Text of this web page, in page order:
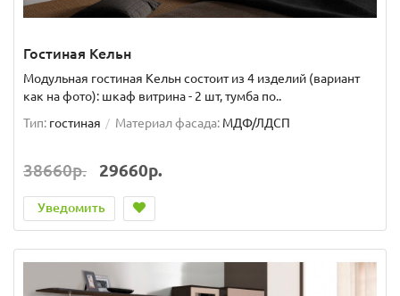
Гостиная Кельн
Модульная гостиная Кельн состоит из 4 изделий (вариант
как на фото): шкаф витрина - 2 шт, тумба по..
Тип: гостиная Материал фасада: МДФ/ЛДСП
38660р. 29660р.
Уведомить